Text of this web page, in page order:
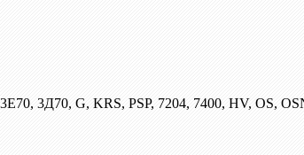
3Д70, G, KRS, PSP, 7204, 7400, HV, OS,